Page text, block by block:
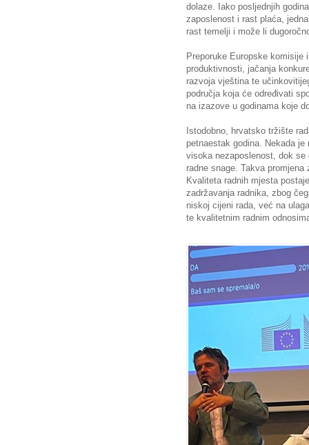
dolaze. Iako posljednjih
zaposlenost i rast plaća,
rast temelji i može li
Preporuke Europske komisije
produktivnosti, jačanja
razvoja vještina te
područja koja će određivati
na izazove u godinama koje
Istodobno, hrvatsko tržište
petnaestak godina. Nekada
visoka nezaposlenost, dok
radne snage. Takva
Kvaliteta radnih mjesta
zadržavanja radnika, zbog
niskoj cijeni rada, već na
te kvalitetnim radnim